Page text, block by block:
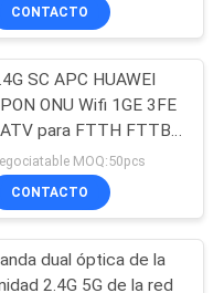
del wifi
11
CONTACTO
SC APC HUAWEI
ONU Wifi 1GE 3FE
para FTTH FTTB
MOQ:50pcs
CONTACTO
dual óptica de la
2.4G 5G de la red